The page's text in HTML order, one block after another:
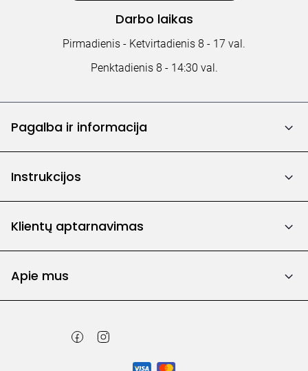
Darbo laikas
Pirmadienis - Ketvirtadienis 8 - 17 val.
Penktadienis 8 - 14:30 val.
Pagalba ir informacija
Instrukcijos
Klientų aptarnavimas
Apie mus